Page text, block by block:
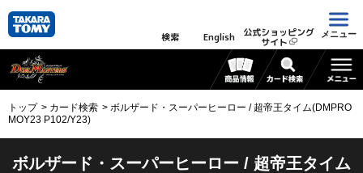
検索 English 公式ショッピング
サイト
メニュー
トップ カード検索
ボルザード・スーパーヒーロー / 超帝王タイム(DMPRO
MOY23 P102/Y23)
ボルザード・スーパーヒーロー / 超帝王タイム